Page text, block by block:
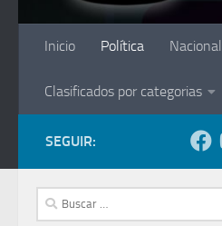
Inicio Política Nacional
Clasificados por categorias
SEGUIR:
Buscar: